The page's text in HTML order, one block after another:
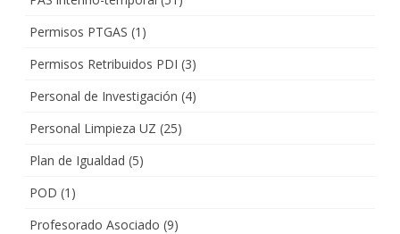
Permisos PTGAS (1)
Permisos Retribuidos PDI (3)
Personal de Investigación (4)
Personal Limpieza UZ (25)
Plan de Igualdad (5)
POD (1)
Profesorado Asociado (9)